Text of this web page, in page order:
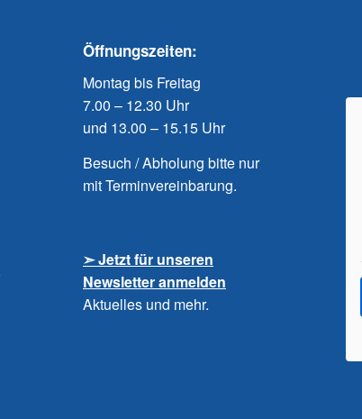
Öffnungszeiten:
Montag bis Freitag
7.00 – 12.30 Uhr
und 13.00 – 15.15 Uhr
Besuch / Abholung bitte nur
mit Terminvereinbarung.
➣ Jetzt für unseren
Newsletter anmelden
Aktuelles und mehr.